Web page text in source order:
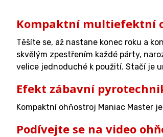
Kompaktní multiefektní
Těšíte se, až nastane konec roku a
skvělým zpestřením každé párty,
velice jednoduché k použití. Stačí je
Efekt zábavní
Kompaktní ohňostroj Maniac Master
Podívejte se na video